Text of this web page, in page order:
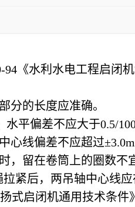
《水利水电工程启闭
分的长度应准确。
平偏差不应大于0.5/
线偏差不应超过
，留在卷筒上的圈数
紧后，两吊轴中心线
式启闭机通用技术条件